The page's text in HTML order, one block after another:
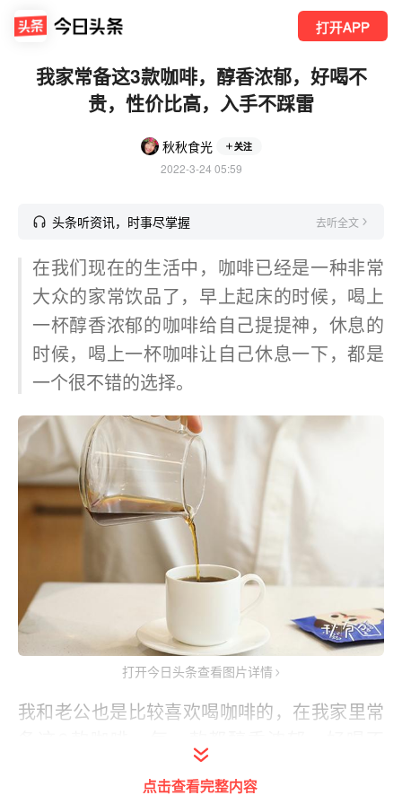
打开APP
我家常备这3款咖啡，醇香浓郁，好喝不
贵，性价比高，入手不踩雷
秋秋食光 关注
2022-3-24 05:59
头条听资讯，时事尽掌握 去听全文
在我们现在的生活中，咖啡已经是一种非常
大众的家常饮品了，早上起床的时候，喝上
一杯醇香浓郁的咖啡给自己提提神，休息的
时候，喝上一杯咖啡让自己休息一下，都是
一个很不错的选择。
打开今日头条查看图片详情
我和老公也是比较喜欢喝咖啡的，在我家里常
贵，性价比高，今天秋秋就把这3款咖啡分享
给大家，入手不踩雷，喜欢喝咖啡的朋友们，
点击查看完整内容